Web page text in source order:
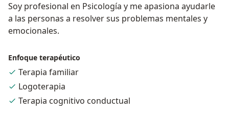
Soy profesional en Psicología y me apasiona ayudarle
a las personas a resolver sus problemas mentales y
emocionales.
Enfoque terapéutico
Terapia familiar
Logoterapia
Terapia cognitivo conductual